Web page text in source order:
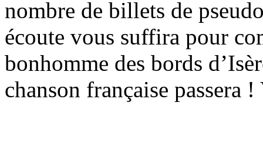
nombre de billets de
écoute vous suffira pour
bonhomme des bords
chanson française passera